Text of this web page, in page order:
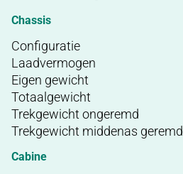
Chassis
Configuratie
Laadvermogen
Eigen gewicht
Totaalgewicht
Trekgewicht ongeremd
Trekgewicht middenas geremd
Cabine